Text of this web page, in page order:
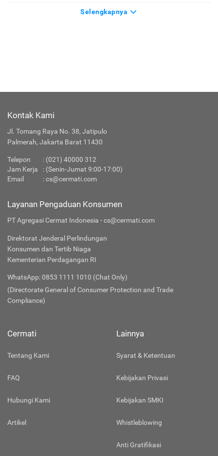
Selengkapnya
Kontak Kami
Jl. Tomang Raya No. 38, Jatipulo
Palmerah, Jakarta Barat 11430
Telepon : (021) 40000 312
Jam Kerja
: (Senin-Jumat 9:00-17:00)
Email
:cs@cermati.com
Layanan Pengaduan Konsumen
PT Agregasi Cermat Indonesia - cs@cermati.com
Direktorat Jenderal Perlindungan
Konsumen dan Tertib Niaga
Kementerian Perdagangan RI
WhatsApp: 0853 1111 1010 (Chat Only)
(Directorate General of Consumer Protection and Trade
Compliance)
Cermati
Tentang Kami
FAQ
Hubungi Kami
Artikel
Lainnya
Syarat & Ketentuan
Kebijakan Privasi
Kebijakan SMKI
Whistleblowing
Anti Gratifikasi